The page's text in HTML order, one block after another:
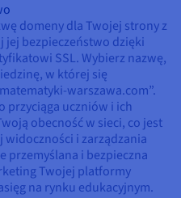
domeny dla Twojej strony z
bezpieczeństwo dzięki
SSL. Wybierz nazwę,
w której się
warszawa.com”.
przyciąga uczniów i ich
obecność w sieci, co jest
i zarządzania
przemyślana i bezpieczna
Twojej platformy
na rynku edukacyjnym.